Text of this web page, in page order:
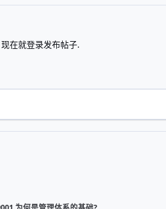
现在就登录发布帖子.